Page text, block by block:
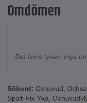
Omdömen
Det finns tyvärr inga
Sökord: Oxhuvud,
Spalt-Fix-Yxa,